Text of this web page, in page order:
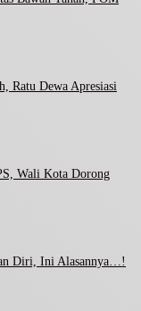
Ratu Dewa Apresiasi
Wali Kota Dorong
Diri, Ini Alasannya…!